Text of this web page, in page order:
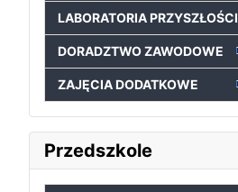
LABORATORIA PRZYSZŁOŚCI
DORADZTWO ZAWODOWE
ZAJĘCIA DODATKOWE
Przedszkole